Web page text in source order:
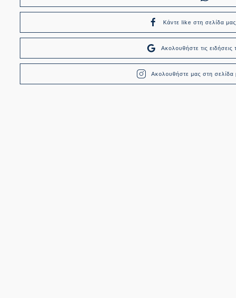
Κάντε like στη σελίδα
Ακολουθήστε τις
Ακολουθήστε μας στη σελίδα